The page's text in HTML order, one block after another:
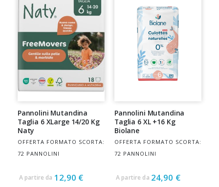
Pannolini Mutandina
Taglia 6 XLarge 14/20 Kg
Naty
OFFERTA FORMATO SCORTA:
72 PANNOLINI
A partire da 12,90 €
Pannolini Mutandina
Taglia 6 XL +16 Kg
Biolane
OFFERTA FORMATO SCORTA:
72 PANNOLINI
A partire da 24,90 €